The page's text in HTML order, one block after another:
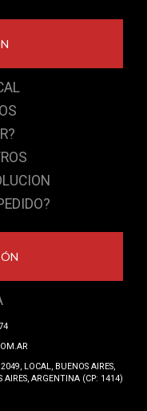
LOCAL, BUENOS AIRES,
ARGENTINA (CP: 1414)